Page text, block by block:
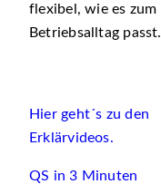
flexibel, wie es zum
Betriebsalltag passt.
Hier geht´s zu den
Erklärvideos.
QS in 3 Minuten